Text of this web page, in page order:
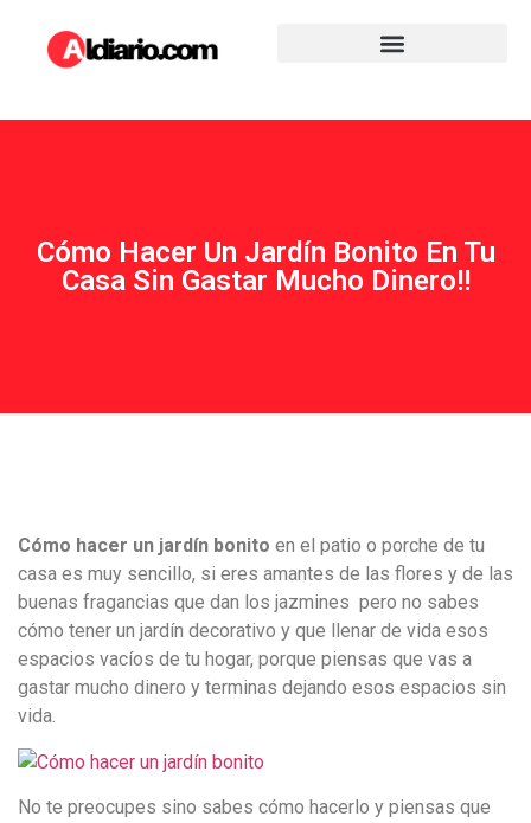
Cómo Hacer Un Jardín Bonito En Tu
Casa Sin Gastar Mucho Dinero!!
Cómo hacer un jardín bonito en el patio o porche de tu
casa es muy sencillo, si eres amantes de las flores y de las
buenas fragancias que dan los jazmines pero no sabes
cómo tener un jardín decorativo y que llenar de vida esos
espacios vacíos de tu hogar, porque piensas que vas a
gastar mucho dinero y terminas dejando esos espacios sin
vida.
No te preocupes sino sabes cómo hacerlo y piensas que